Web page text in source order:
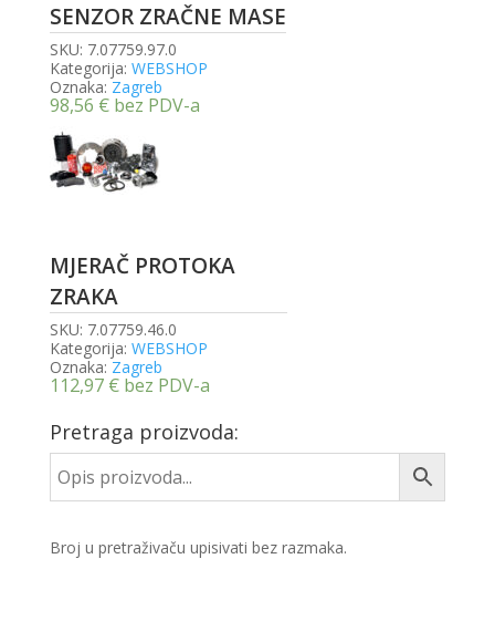
SENZOR ZRAČNE MASE
SKU: 7.07759.97.0
Kategorija: WEBSHOP
Oznaka: Zagreb
98,56 € bez PDV-a
MJERAČ PROTOKA
ZRAKA
SKU: 7.07759.46.0
Kategorija: WEBSHOP
Oznaka: Zagreb
112,97 € bez PDV-a
Pretraga proizvoda:
Broj u pretraživaču upisivati bez razmaka.